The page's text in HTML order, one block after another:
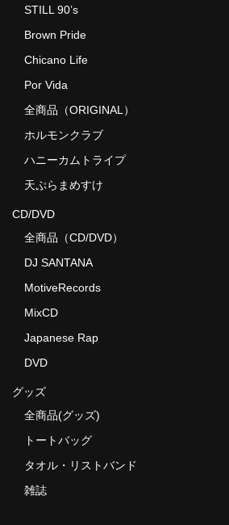
STILL 90’s
Brown Pride
Chicano Life
Por Vida
全商品（ORIGINAL）
ホルモンクラブ
ハニーカムトライプ
天ぷらまめすけ
CD/DVD
全商品（CD/DVD）
DJ SANTANA
MotiveRecords
MixCD
Japanese Rap
DVD
グッズ
全商品(グッズ)
トートバッグ
タオル・リストバンド
雑誌